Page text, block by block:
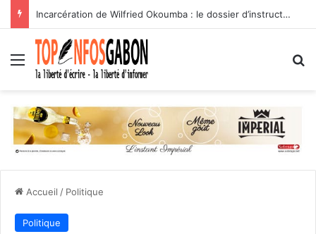
Incarcération de Wilfried Okoumba : le dossier d’instruction en balade sur les réseaux sociaux
Menu
Accueil / Politique
Politique